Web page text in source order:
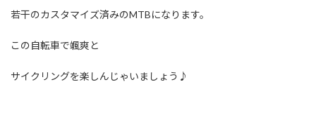
若干のカスタマイズ済みのMTBになります。
この自転車で颯爽と
サイクリングを楽しんじゃいましょう♪